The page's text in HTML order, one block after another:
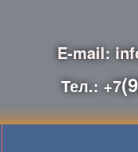
E-mail:
Тел.: +7